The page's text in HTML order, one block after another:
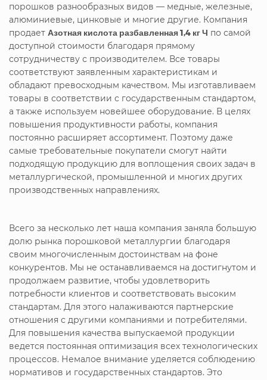
порошков разнообразных видов — медные, железные,
алюминиевые, цинковые и многие другие. Компания
продает Азотная кислота разбавленная 1,4 кг Ч по самой
доступной стоимости благодаря прямому
сотрудничеству с производителем. Все товары
соответствуют заявленным характеристикам и
обладают превосходным качеством. Мы изготавливаем
товары в соответствии с государственным стандартом,
а также используем новейшее оборудование. В целях
повышения продуктивности работы, компания
постоянно расширяет ассортимент. Поэтому даже
самые требовательные покупатели смогут найти
подходящую продукцию для воплощения своих задач в
металлургической, промышленной и многих других
производственных направлениях.
Всего за несколько лет наша компания заняла большую
долю рынка порошковой металлургии благодаря
своим многочисленным достоинствам на фоне
конкурентов. Мы не останавливаемся на достигнутом и
продолжаем развитие, чтобы удовлетворить
потребности клиентов и соответствовать высоким
стандартам. Для этого налаживаются партнерские
отношения с другими компаниями и потребителями.
Для повышения качества выпускаемой продукции
ведется постоянная оптимизация всех технологических
процессов. Немалое внимание уделяется соблюдению
нормативов и государственных стандартов. Это